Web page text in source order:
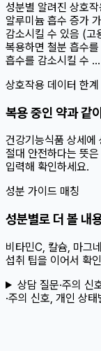
성분별 알려진 상호
알루미늄 흡수 증가
감소시킬 수 있음 (
복용하면 철분 흡수
흡수를 감소시킬 수 ...
상호작용 데이터 한계
복용 중인 약과 같
건강기능식품 상세에
절대 안전하다는 뜻
입력해 확인하세요.
성분 가이드 매칭
성분별로 더 볼 내
비타민C, 칼슘, 마그
섭취 팁을 이어서 확
상담 질문·주의 신
·주의 신호, 개인 상